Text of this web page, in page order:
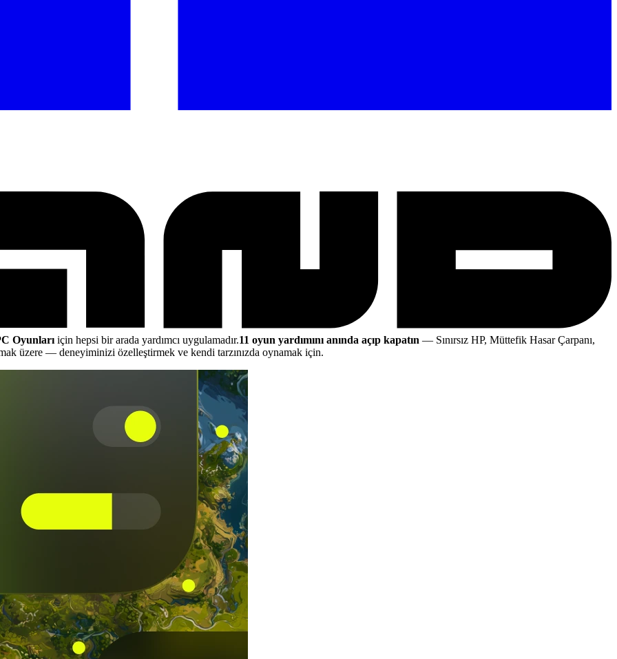
Oyunları için hepsi bir arada yardımcı uygulamadır.11 oyun yardımını anında açıp kapatın — Sınırsız HP, Müttefik Hasar Çarpanı,
üzere — deneyiminizi özelleştirmek ve kendi tarzınızda oynamak için.